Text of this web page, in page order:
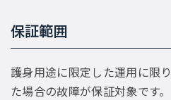
保証範囲
護身用途に限定した運用に限
た場合の故障が保証対象です。